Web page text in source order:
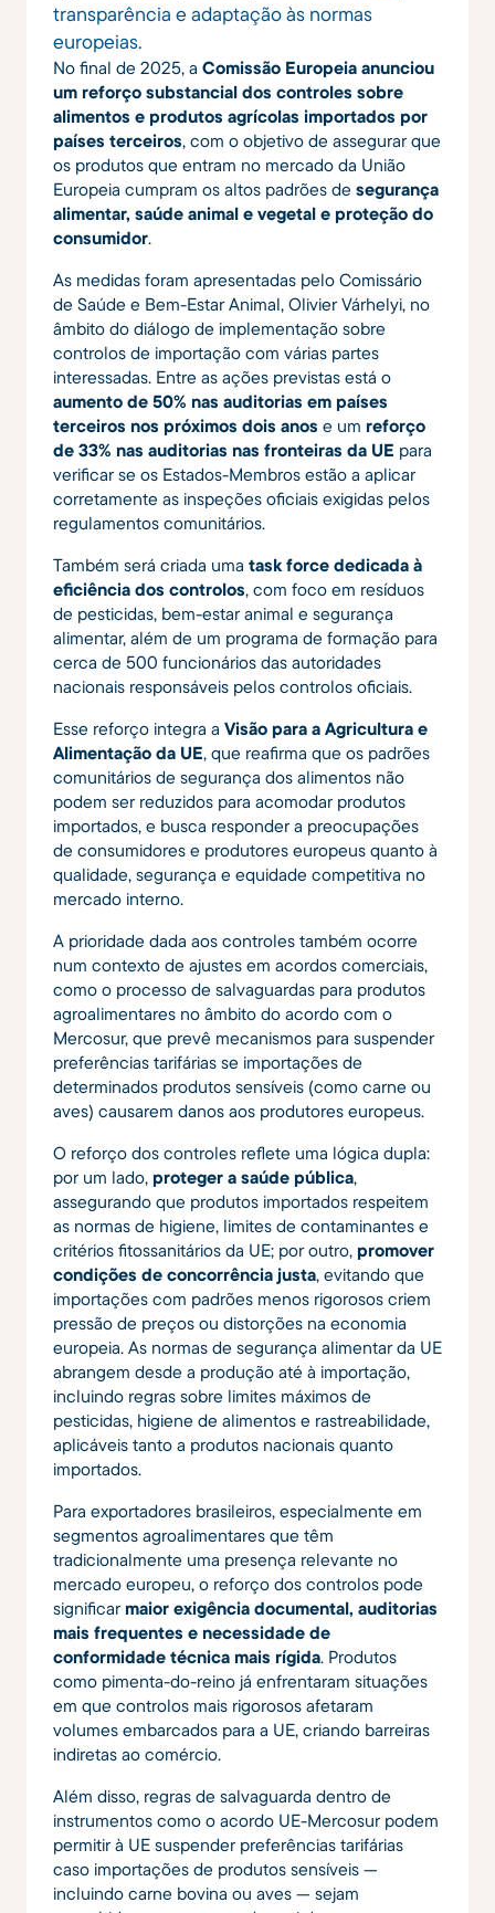
transparência e adaptação às normas
europeias.
No final de 2025, a Comissão Europeia anunciou
um reforço substancial dos controles sobre
alimentos e produtos agrícolas importados por
países terceiros, com o objetivo de assegurar que
os produtos que entram no mercado da União
Europeia cumpram os altos padrões de segurança
alimentar, saúde animal e vegetal e proteção do
consumidor.
As medidas foram apresentadas pelo Comissário
de Saúde e Bem-Estar Animal, Olivier Várhelyi, no
âmbito do diálogo de implementação sobre
controlos de importação com várias partes
interessadas. Entre as ações previstas está o
aumento de 50% nas auditorias em países
terceiros nos próximos dois anos e um reforço
de 33% nas auditorias nas fronteiras da UE para
verificar se os Estados-Membros estão a aplicar
corretamente as inspeções oficiais exigidas pelos
regulamentos comunitários.
Também será criada uma task force dedicada à
eficiência dos controlos, com foco em resíduos
de pesticidas, bem-estar animal e segurança
alimentar, além de um programa de formação para
cerca de 500 funcionários das autoridades
nacionais responsáveis pelos controlos oficiais.
Esse reforço integra a Visão para a Agricultura e
Alimentação da UE, que reafirma que os padrões
comunitários de segurança dos alimentos não
podem ser reduzidos para acomodar produtos
importados, e busca responder a preocupações
de consumidores e produtores europeus quanto à
qualidade, segurança e equidade competitiva no
mercado interno.
A prioridade dada aos controles também ocorre
num contexto de ajustes em acordos comerciais,
como o processo de salvaguardas para produtos
agroalimentares no âmbito do acordo com o
Mercosur, que prevê mecanismos para suspender
preferências tarifárias se importações de
determinados produtos sensíveis (como carne ou
aves) causarem danos aos produtores europeus.
O reforço dos controles reflete uma lógica dupla:
por um lado, proteger a saúde pública,
assegurando que produtos importados respeitem
as normas de higiene, limites de contaminantes e
critérios fitossanitários da UE; por outro, promover
condições de concorrência justa, evitando que
importações com padrões menos rigorosos criem
pressão de preços ou distorções na economia
europeia. As normas de segurança alimentar da UE
abrangem desde a produção até à importação,
incluindo regras sobre limites máximos de
pesticidas, higiene de alimentos e rastreabilidade,
aplicáveis tanto a produtos nacionais quanto
importados.
Para exportadores brasileiros, especialmente em
segmentos agroalimentares que têm
tradicionalmente uma presença relevante no
mercado europeu, o reforço dos controlos pode
significar maior exigência documental, auditorias
mais frequentes e necessidade de
conformidade técnica mais rígida. Produtos
como pimenta-do-reino já enfrentaram situações
em que controlos mais rigorosos afetaram
volumes embarcados para a UE, criando barreiras
indiretas ao comércio.
Além disso, regras de salvaguarda dentro de
instrumentos como o acordo UE-Mercosur podem
permitir à UE suspender preferências tarifárias
caso importações de produtos sensíveis —
incluindo carne bovina ou aves — sejam